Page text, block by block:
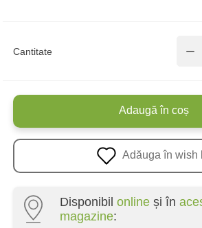
Cantitate
Adaugă în coș
Adăuga în wish
Disponibil online și în
magazine: